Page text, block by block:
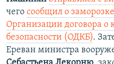
чего сообщил о
Организации договора о
безопасности (ОДКБ).
Ереван министра